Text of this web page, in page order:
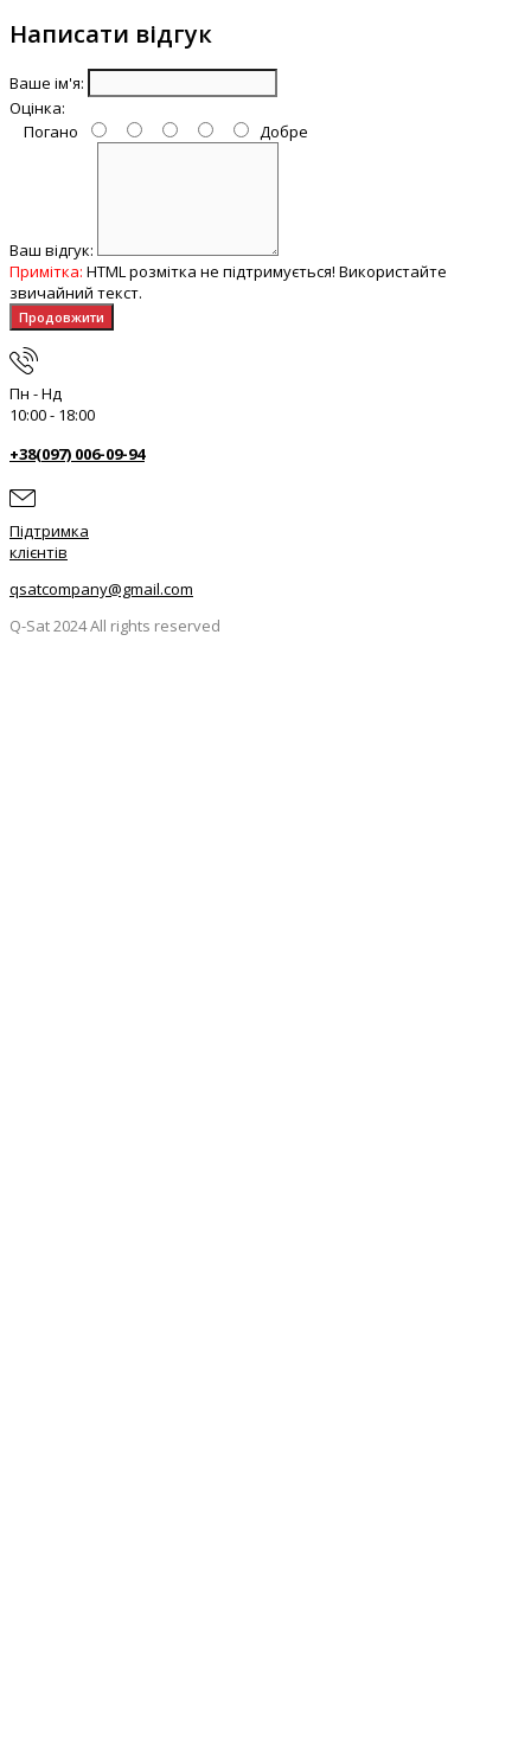
Написати відгук
Ваше ім'я:
Оцінка:
Погано
Добре
Ваш відгук:
Примітка: HTML розмітка не підтримується! Використайте
звичайний текст.
Продовжити
Пн - Нд
10:00 - 18:00
+38(097) 006-09-94
Підтримка
клієнтів
qsatcompany@gmail.com
Q-Sat 2024 All rights reserved